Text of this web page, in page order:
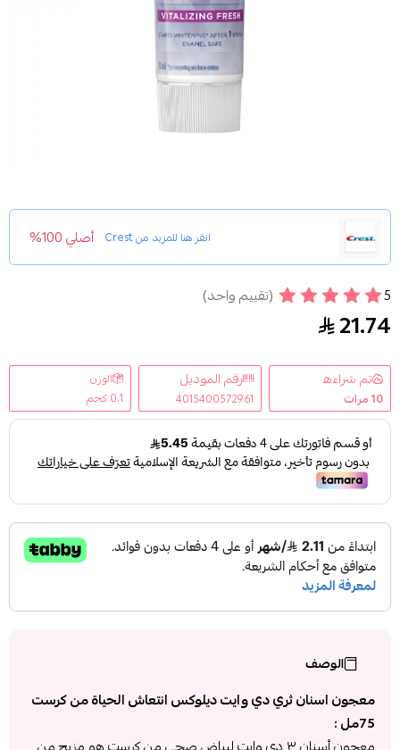
انقر هنا للمزيد منCrest أصلي 100%
معجون اسنان ثري دي وايت ديلوكس انتعاش الحياة من
5 (تقييم واحد)
21.74
تم شراءه
10مرات
رقم الموديل
4015400572961
الوزن
0.1 كجم
الوصف
معجون اسنان ثري دي وايت ديلوكس انتعاش الحياة من كرست
75مل :